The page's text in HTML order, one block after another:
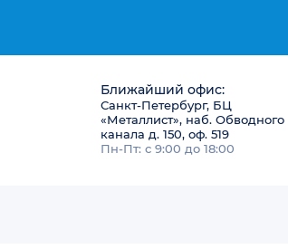
Ближайший офис:
Санкт-Петербург, БЦ
«Металлист», наб. Обводного
канала д. 150, оф. 519
Пн-Пт: с 9:00 до 18:00